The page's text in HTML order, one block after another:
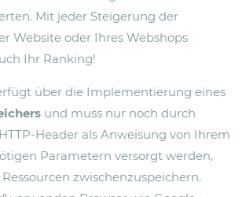
Mit jeder Steigerung der
Website oder Ihres Webshops
Ihr Ranking!
über die Implementierung eines
und muss nur noch durch
Header als Anweisung von Ihrem
Parametern versorgt werden,
zwischenzuspeichern.